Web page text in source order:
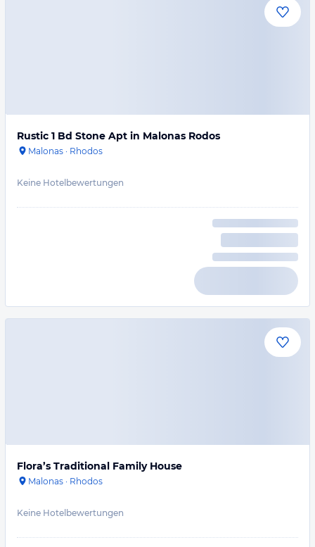
Rustic 1 Bd Stone Apt in Malonas Rodos
Malonas · Rhodos
Keine Hotelbewertungen
Flora’s Traditional Family House
Malonas · Rhodos
Keine Hotelbewertungen